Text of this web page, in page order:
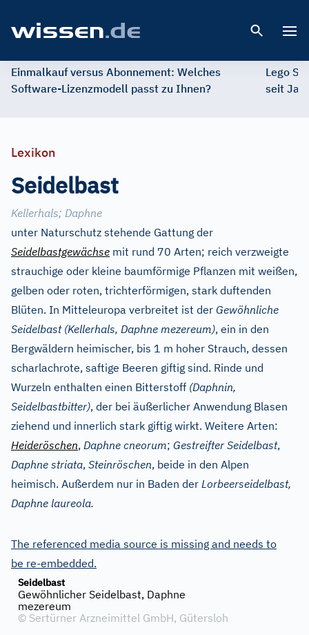
Einmalkauf versus Abonnement: Welches
Software-Lizenzmodell passt zu Ihnen?
Lego
seit
Lexikon
Seidelbast
Kellerhals; Daphne
unter Naturschutz stehende Gattung der
Seidelbastgewächse mit rund 70 Arten; reich verzweigte
strauchige oder kleine baumförmige Pflanzen mit weißen,
gelben oder roten, trichterförmigen, stark duftenden
Blüten. In Mitteleuropa verbreitet ist der Gewöhnliche
Seidelbast (Kellerhals, Daphne mezereum), ein in den
Bergwäldern heimischer, bis 1 m hoher Strauch, dessen
scharlachrote, saftige Beeren giftig sind. Rinde und
Wurzeln enthalten einen Bitterstoff (Daphnin,
Seidelbastbitter), der bei äußerlicher Anwendung Blasen
ziehend und innerlich stark giftig wirkt. Weitere Arten:
Heideröschen, Daphne cneorum; Gestreifter Seidelbast,
Daphne striata, Steinröschen, beide in den Alpen
heimisch. Außerdem nur in Baden der Lorbeerseidelbast,
Daphne laureola.
The referenced media source is missing and needs to
be re-embedded.
Seidelbast
Gewöhnlicher Seidelbast, Daphne
mezereum
© Sertürner Arzneimittel GmbH, Gütersloh